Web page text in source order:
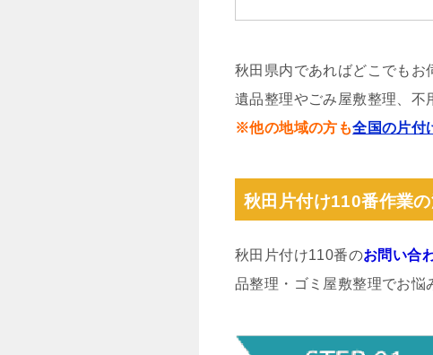
秋田県内であればどこでもお
遺品整理やごみ屋敷整理、
※他の地域の方も全国の片付
秋田片付け110番作業
秋田片付け110番のお問い合
品整理・ゴミ屋敷整理でお